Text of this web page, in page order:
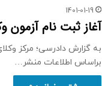
1401-01-19
آغاز ثبت نام آزمون وکالت
براساس اطلاعات منشر…